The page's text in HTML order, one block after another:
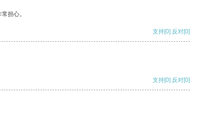
担心。
支持[0] 反对[0]
支持[0] 反对[0]